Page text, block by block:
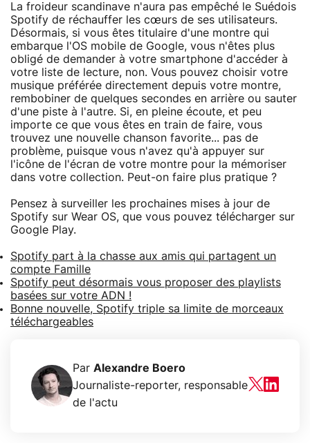
La froideur scandinave n'aura pas empêché le Suédois
Spotify de réchauffer les cœurs de ses utilisateurs.
Désormais, si vous êtes titulaire d'une montre qui
embarque l'OS mobile de Google, vous n'êtes plus
obligé de demander à votre smartphone d'accéder à
votre liste de lecture, non. Vous pouvez choisir votre
musique préférée directement depuis votre montre,
rembobiner de quelques secondes en arrière ou sauter
d'une piste à l'autre. Si, en pleine écoute, et peu
importe ce que vous êtes en train de faire, vous
trouvez une nouvelle chanson favorite... pas de
problème, puisque vous n'avez qu'à appuyer sur
l'icône de l'écran de votre montre pour la mémoriser
dans votre collection. Peut-on faire plus pratique ?
Pensez à surveiller les prochaines mises à jour de
Spotify sur Wear OS, que vous pouvez télécharger sur
Google Play.
Spotify part à la chasse aux amis qui partagent un
compte Famille
Spotify peut désormais vous proposer des playlists
basées sur votre ADN !
Bonne nouvelle, Spotify triple sa limite de morceaux
téléchargeables
Par Alexandre Boero
Journaliste-reporter, responsable
de l'actu